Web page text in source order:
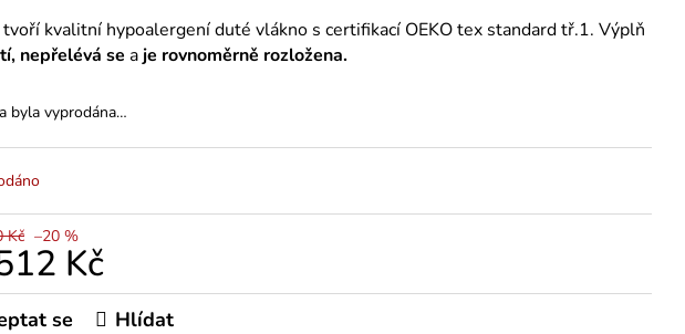
kvalitní hypoalergení duté vlákno s certifikací OEKO tex standard tř.1. Výplň
nepřelévá se a je rovnoměrně rozložena.
byla vyprodána…
Kč –20 %
Kč
se Hlídat